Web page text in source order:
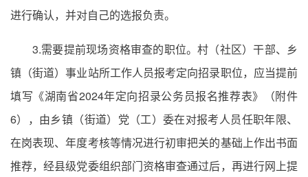
进行确认，并对自己的选报负责。
3.需要提前现场资格审查的职位。村（社区）干部、乡
镇（街道）事业站所工作人员报考定向招录职位，应当提前
填写《湖南省2024年定向招录公务员报名推荐表》（附件
6），由乡镇（街道）党（工）委在对报考人员任职年限、
在岗表现、年度考核等情况进行初审把关的基础上作出书面
推荐，经县级党委组织部门资格审查通过后，再进行网上提